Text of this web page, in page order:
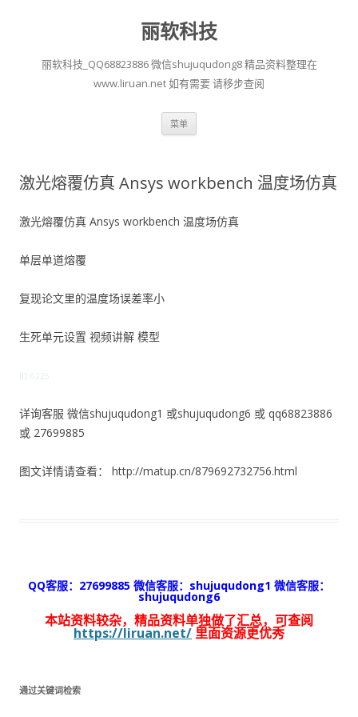
丽软科技
丽软科技_QQ68823886 微信shujuqudong8 精品资料整理在
www.liruan.net 如有需要 请移步查阅
菜单
激光熔覆仿真 Ansys workbench 温度场仿真
激光熔覆仿真 Ansys workbench 温度场仿真
单层单道熔覆
复现论文里的温度场误差率小
生死单元设置 视频讲解 模型
ID:6225
详询客服 微信shujuqudong1 或shujuqudong6 或 qq68823886
或 27699885
图文详情请查看： http://matup.cn/879692732756.html
QQ客服：27699885 微信客服：shujuqudong1 微信客服：
shujuqudong6
本站资料较杂，精品资料单独做了汇总，可查阅
https://liruan.net/ 里面资源更优秀
通过关键词检索